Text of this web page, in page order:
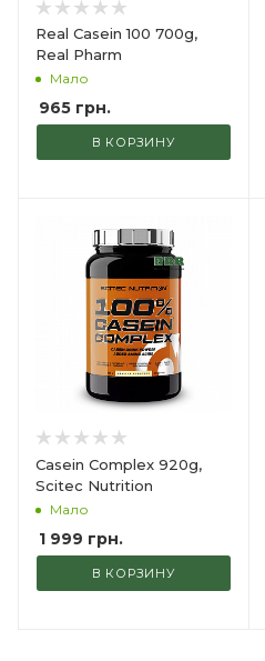
Real Casein 100 700g,
Real Pharm
Мало
965 грн.
В КОРЗИНУ
Casein Complex 920g,
Scitec Nutrition
Мало
1 999 грн.
В КОРЗИНУ